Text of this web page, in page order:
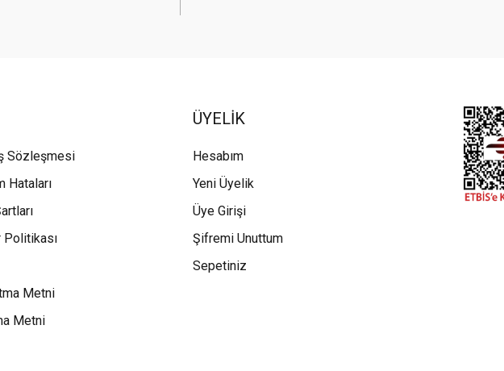
Sözleşmesi
Hataları
Metni
Metni
ÜYELİK
Hesabım
Yeni Üyelik
Üye Girişi
Şifremi Unuttum
Sepetiniz